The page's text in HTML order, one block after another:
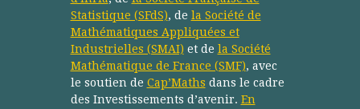
Statistique (SFdS), de la Société de
Mathématiques Appliquées et
Industrielles (SMAI) et de la Société
Mathématique de France (SMF), avec
le soutien de Cap’Maths dans le cadre
des Investissements d’avenir. En